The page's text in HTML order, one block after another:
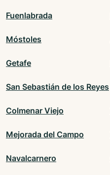
Fuenlabrada
Móstoles
Getafe
San Sebastián de los Reyes
Colmenar Viejo
Mejorada del Campo
Navalcarnero